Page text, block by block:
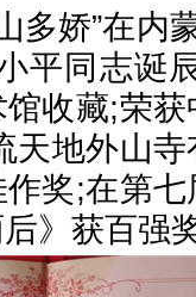
娇”在内
平同志诞
收藏;荣
天地外山
奖;在第
》获百强